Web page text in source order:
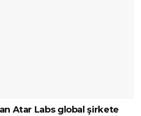
Atar Labs global şirkete